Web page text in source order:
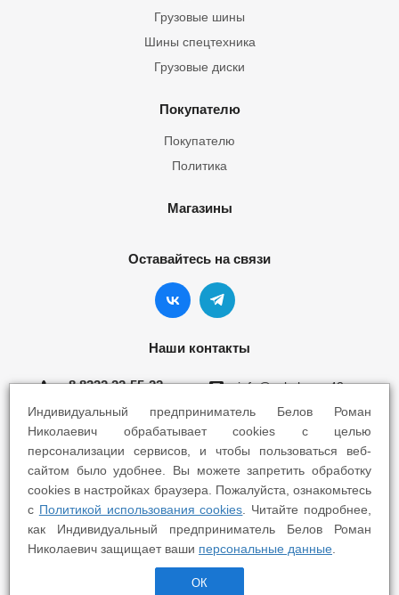
Грузовые шины
Шины спецтехника
Грузовые диски
Покупателю
Покупателю
Политика
Магазины
Оставайтесь на связи
Наши контакты
8 8332 22-55-22 info@yokohama43.ru
Киров, ул. Ломоносова 5Б
Киров, ул. Профсоюзная 7А
2025 © Yokohama Киров - Шины Диски Сервис
Индивидуальный предприниматель Белов Роман
Николаевич обрабатывает cookies с целью
персонализации сервисов, и чтобы пользоваться веб-
сайтом было удобнее. Вы можете запретить обработку
cookies в настройках браузера. Пожалуйста, ознакомьтесь
с Политикой использования cookies . Читайте подробнее,
как Индивидуальный предприниматель Белов Роман
Николаевич защищает ваши персональные данные
ОК